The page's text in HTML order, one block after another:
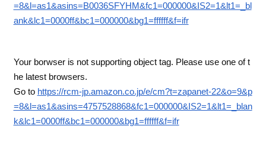
=8&l=as1&asins=B0036SFYHM&fc1=000000&IS2=1&lt1=_bl
ank&lc1=0000ff&bc1=000000&bg1=ffffff&f=ifr
Your borwser is not supporting object tag. Please use one of t
he latest browsers.
Go to https://rcm-jp.amazon.co.jp/e/cm?t=zapanet-22&o=9&p
=8&l=as1&asins=4757528868&fc1=000000&IS2=1&lt1=_blan
k&lc1=0000ff&bc1=000000&bg1=ffffff&f=ifr